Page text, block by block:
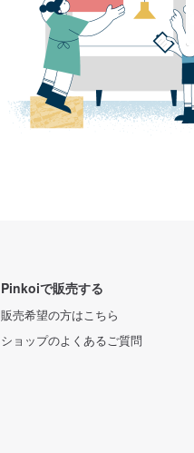
Pinkoiで販売する
販売希望の方はこちら
ショップのよくあるご質問